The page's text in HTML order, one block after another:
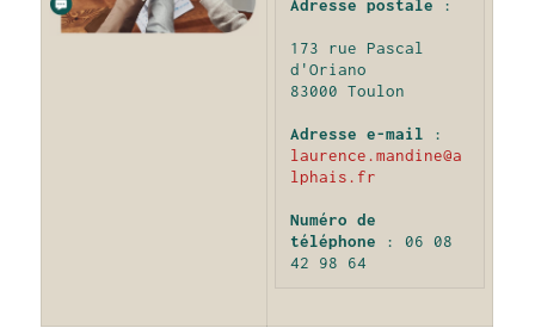
Adresse postale :
173 rue Pascal
d'Oriano
83000 Toulon
Adresse e-mail
laurence.mandine@a
lphais.fr
Numéro de
téléphone : 06 08
42 98 64